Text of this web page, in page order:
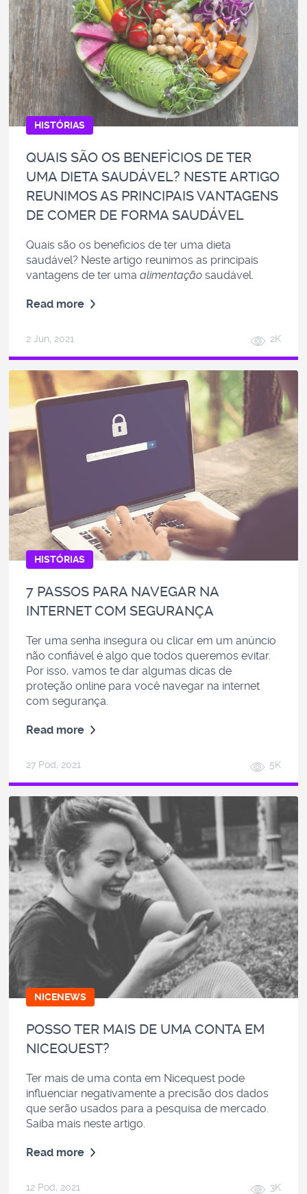
HISTÓRIAS
QUAIS SÃO OS BENEFÌCIOS DE TER
UMA DIETA SAUDÁVEL? NESTE ARTIGO
REUNIMOS AS PRINCIPAIS VANTAGENS
DE COMER DE FORMA SAUDÁVEL
Quais são os benefìcios de ter uma dieta
saudável? Neste artigo reunimos as principais
vantagens de ter umaalimentação saudável.
Read more
2 Jun, 2021 2K
HISTÓRIAS
7 PASSOS PARA NAVEGAR NA
INTERNET COM SEGURANÇA
Ter uma senha insegura ou clicar em um anúncio
não confiável é algo que todos queremos evitar.
Por isso, vamos te dar algumas dicas de
proteção online para você navegar na internet
com segurança.
Read more
27 Pod, 2021 5K
NICENEWS
POSSO TER MAIS DE UMA CONTA EM
NICEQUEST?
Ter mais de uma conta em Nicequest pode
influenciar negativamente a precisão dos dados
que serão usados para a pesquisa de mercado.
Saiba mais neste artigo.
Read more
12 Pod, 2021 3K